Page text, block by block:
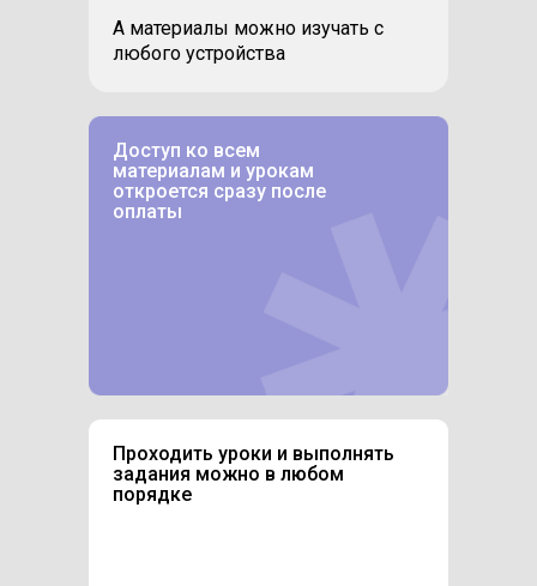
А материалы можно изучать с
любого устройства
Проходить уроки и выполнять
задания можно в любом
порядке
Доступ ко всем
материалам и урокам
откроется сразу после
оплаты